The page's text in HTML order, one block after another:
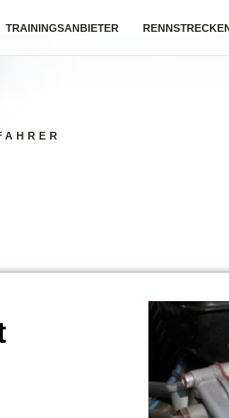
TRAININGSANBIETER